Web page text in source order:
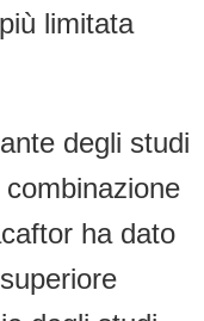
limitata
degli studi
ha dato